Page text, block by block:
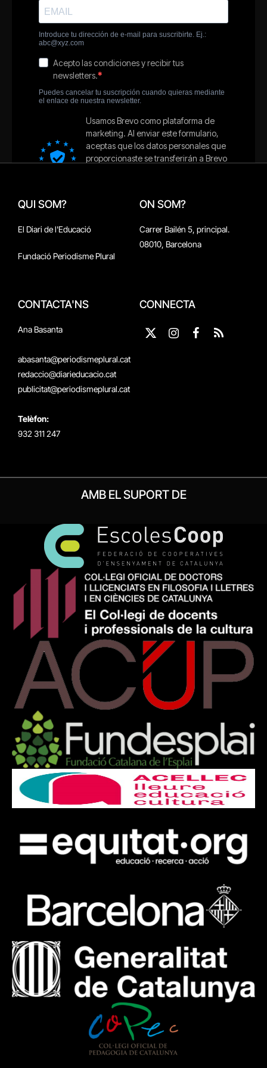
QUI SOM?
El Diari de l'Educació
Fundació Periodisme Plural
ON SOM?
Carrer Bailén 5, principal.
08010, Barcelona
CONTACTA'NS
Ana Basanta
abasanta@periodismeplural.cat
redaccio@diarieducacio.cat
publicitat@periodismeplural.cat
Telèfon:
932 311 247
CONNECTA
X
InstagramFacebook
RSS
AMB EL SUPORT DE